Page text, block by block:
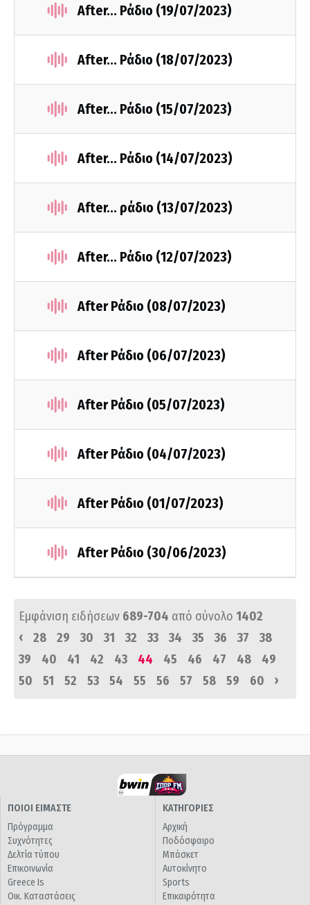
After... Ράδιο (19/07/2023)
After... Ράδιο (18/07/2023)
After... Ράδιο (15/07/2023)
After... Ράδιο (14/07/2023)
After... ράδιο (13/07/2023)
After... Ράδιο (12/07/2023)
After Ράδιο (08/07/2023)
After Ράδιο (06/07/2023)
After Ράδιο (05/07/2023)
After Ράδιο (04/07/2023)
After Ράδιο (01/07/2023)
After Ράδιο (30/06/2023)
Εμφάνιση ειδήσεων 689-704 από σύνολο 1402
‹
28 29 30 31 32 33 34 35 36 37
38
39
40 41 42 43 44 45 46 47 48
49
50
51 52 53 54 55 56 57 58 59 60 ›
ΠΟΙΟΙ ΕΙΜΑΣΤΕ
Πρόγραμμα
Συχνότητες
Δελτία τύπου
Επικοινωνία
Greece Is
Οικ. Καταστάσεις
ΚΑΤΗΓΟΡΙΕΣ
Αρχική
Ποδόσφαιρο
Μπάσκετ
Αυτοκίνητο
Sports
Επικαιρότητα